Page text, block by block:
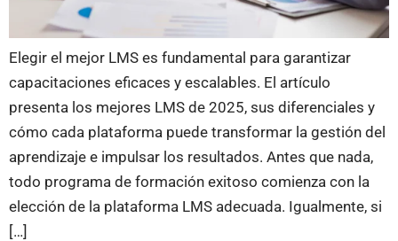
Elegir el mejor LMS es fundamental para garantizar
capacitaciones eficaces y escalables. El artículo
presenta los mejores LMS de 2025, sus diferenciales y
cómo cada plataforma puede transformar la gestión del
aprendizaje e impulsar los resultados. Antes que nada,
todo programa de formación exitoso comienza con la
elección de la plataforma LMS adecuada. Igualmente, si
[…]